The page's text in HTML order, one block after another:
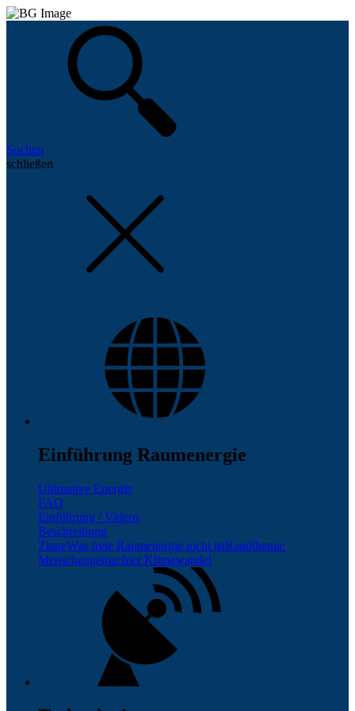
Suchen
schließen
Einführung Raumenergie
Ultimative Energie
FAQ
Einführung / Videos
Beschreibung
ZitateWas freie Raumenergie nicht istRandthema:
Menschengemachter Klimawandel